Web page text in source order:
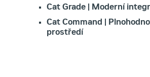
Cat Grade | Moderní
Cat Command |
prostředí